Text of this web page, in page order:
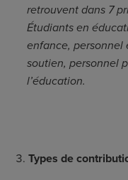
retrouvent dans 7
Étudiants en
enfance, personnel
soutien, personnel
l’éducation.
Types de